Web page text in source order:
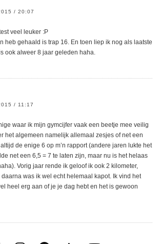
/ 20:07
veel leuker :P
heb gehaald is trap 16. En toen liep ik nog als laatste
ook alweer 8 jaar geleden haha.
/ 11:17
waar ik mijn gymcijfer vaak een beetje mee veilig
het algemeen namelijk allemaal zesjes of net een
de enige 6 op m’n rapport (andere jaren lukte het
net een 6,5 = 7 te laten zijn, maar nu is het helaas
Vorig jaar rende ik geloof ik ook 2 kilometer,
was ik wel echt helemaal kapot. Ik vind het
heel erg aan of je je dag hebt en het is gewoon